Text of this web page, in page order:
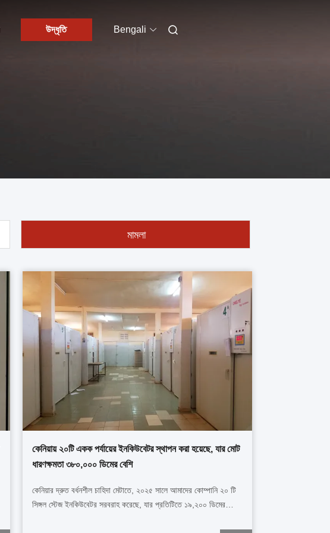
উদ্ধৃতি Bengali
মামলা
কেনিয়ায় ২০টি একক পর্যায়ের ইনকিউবেটর স্থাপন করা হয়েছে, যার মোট
ধারণক্ষমতা ৩৮০,০০০ ডিমের বেশি
কেনিয়ার দ্রুত বর্ধনশীল চাহিদা মেটাতে, ২০২৫ সালে আমাদের কোম্পানি ২০ টি
সিঙ্গল স্টেজ ইনকিউবেটর সরবরাহ করেছে, যার প্রতিটিতে ১৯,২০০ ডিমের